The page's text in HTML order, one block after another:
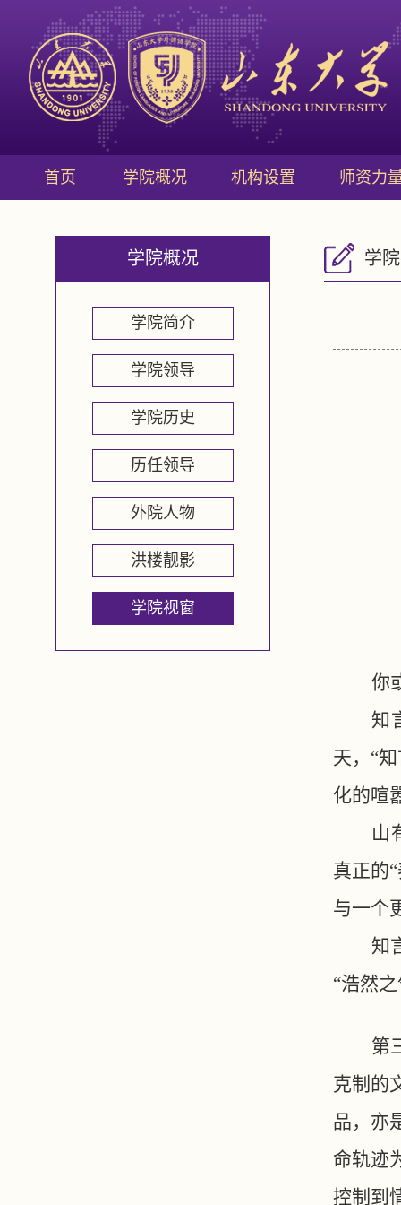
首页 学院概况 机构设置 师资力
学院概况
学院简介
学院领导
学院历史
历任领导
外院人物
洪楼靓影
学院视窗
学
你
知
天，“
化的喧
山
真正的
与一个
知
“浩然
第
克制的
品，亦
命轨迹
控制到